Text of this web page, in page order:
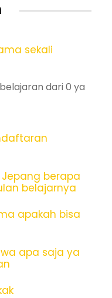
sekali
dari 0 ya
berapa
belajarnya
apakah bisa
apa saja ya